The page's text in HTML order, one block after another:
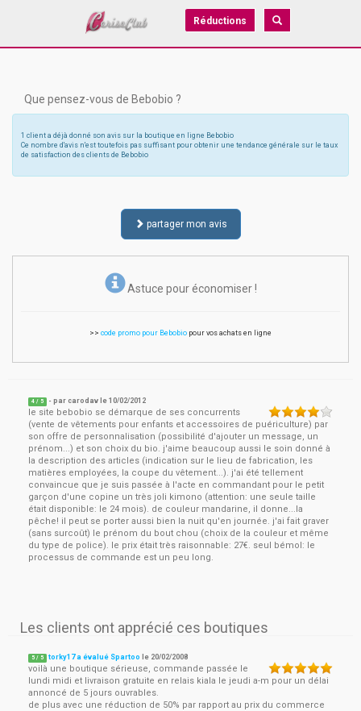
Réductions
Que pensez-vous de Bebobio ?
1 client a déjà donné son avis sur la boutique en ligne Bebobio
Ce nombre d'avis n'est toutefois pas suffisant pour obtenir une tendance générale sur le taux
de satisfaction des clients de Bebobio
partager mon avis
Astuce pour économiser !
>> code promo pour Bebobio pour vos achats en ligne
4 / 5 - parcarodav le10/02/2012
le site bebobio se démarque de ses concurrents
(vente de vêtements pour enfants et accessoires de puériculture) par
son offre de personnalisation (possibilité d'ajouter un message, un
prénom...) et son choix du bio. j'aime beaucoup aussi le soin donné à
la description des articles (indication sur le lieu de fabrication, les
matières employées, la coupe du vêtement...). j'ai été tellement
convaincue que je suis passée à l'acte en commandant pour le petit
garçon d'une copine un très joli kimono (attention: une seule taille
était disponible: le 24 mois). de couleur mandarine, il donne...la
pêche! il peut se porter aussi bien la nuit qu'en journée. j'ai fait graver
(sans surcoût) le prénom du bout chou (choix de la couleur et même
du type de police). le prix était très raisonnable: 27€. seul bémol: le
processus de commande est un peu long.
Les clients ont apprécié ces boutiques
5 / 5 torky17 a évalué Spartoo le 20/02/2008
voilà une boutique sérieuse, commande passée le
lundi midi et livraison gratuite en relais kiala le jeudi a-m pour un délai
annoncé de 5 jours ouvrables.
de plus avec une réduction de 50% par rapport au prix du commerce